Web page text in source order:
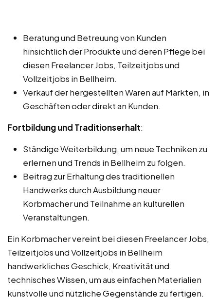
Beratung und Betreuung von Kunden
hinsichtlich der Produkte und deren Pflege bei
diesen Freelancer Jobs, Teilzeitjobs und
Vollzeitjobs in Bellheim.
Verkauf der hergestellten Waren auf Märkten, in
Geschäften oder direkt an Kunden.
Fortbildung und Traditionserhalt:
Ständige Weiterbildung, um neue Techniken zu
erlernen und Trends in Bellheim zu folgen.
Beitrag zur Erhaltung des traditionellen
Handwerks durch Ausbildung neuer
Korbmacher und Teilnahme an kulturellen
Veranstaltungen.
Ein Korbmacher vereint bei diesen Freelancer Jobs,
Teilzeitjobs und Vollzeitjobs in Bellheim
handwerkliches Geschick, Kreativität und
technisches Wissen, um aus einfachen Materialien
kunstvolle und nützliche Gegenstände zu fertigen.